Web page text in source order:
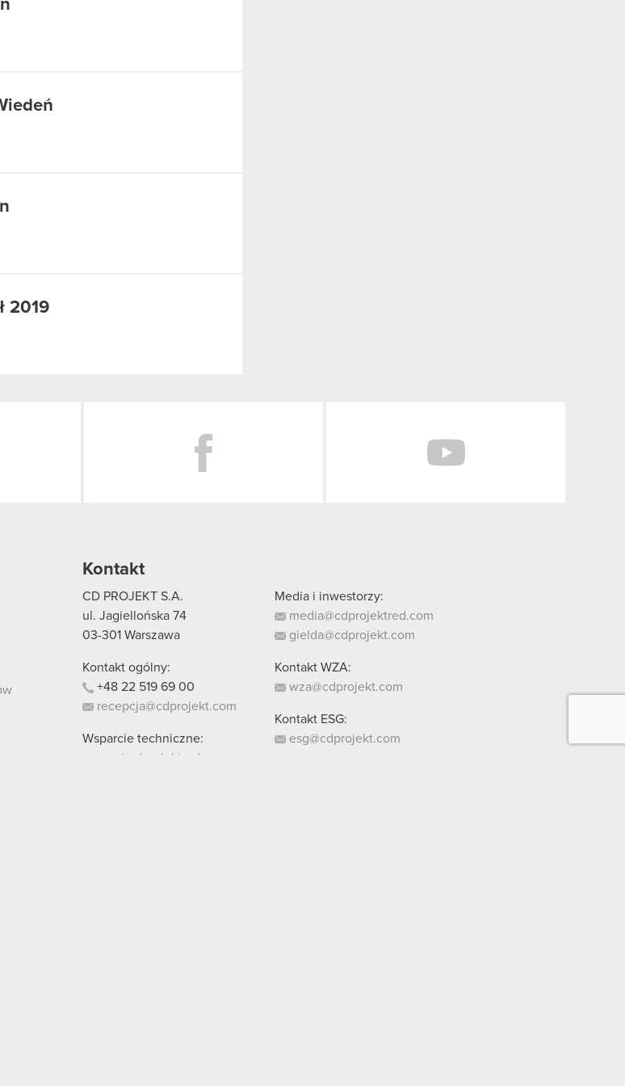
2019
Kontakt
CD PROJEKT S.A.
ul. Jagiellońska 74
03-301 Warszawa
Kontakt ogólny:
+48 22 519 69 00
recepcja@cdprojekt.com
Wsparcie techniczne:
support.cdprojektred.com
Media i inwestorzy:
media@cdprojektred.com
gielda@cdprojekt.com
Kontakt WZA:
wza@cdprojekt.com
Kontakt ESG:
esg@cdprojekt.com